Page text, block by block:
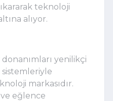
teknoloji
alıyor.
yenilikçi
markasıdır.
ve eğlence